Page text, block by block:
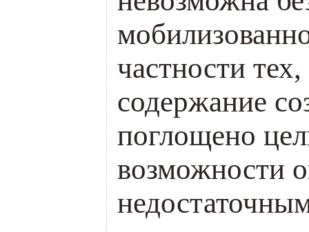
частности
содержание
поглощено
возможности